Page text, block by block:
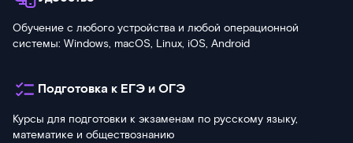
Обучение с любого устройства и любой операционной
системы: Windows, macOS, Linux, iOS, Android
Подготовка к ЕГЭ и ОГЭ
Курсы для подготовки к экзаменам по русскому языку,
математике и обществознанию